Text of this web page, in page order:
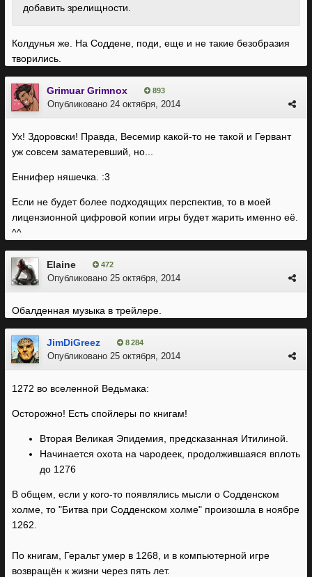
добавить зрелищности.
Колдунья же. На Соддене, поди, еще и не такие безобразия
творились.
Grimuar Grimnox 893
Опубликовано 24 октября, 2014
Ух! Здоровски! Правда, Весемир какой-то не такой и Гервант
уж совсем заматеревший, но...
Еннифер няшечка. :3
Если не будет более подходящих перспектив, то в моей
лицензионной цифровой копии игры будет жарить именно её.
^^
Elaine 472
Опубликовано 25 октября, 2014
Обалденная музыка в трейлере.
JimDiGreez 8 284
Опубликовано 25 октября, 2014
1272 во вселенной Ведьмака:
Осторожно! Есть спойлеры по книгам!
Вторая Великая Эпидемия, предсказанная Итилиной.
Начинается охота на чародеек, продолжившаяся вплоть
до 1276
В общем, если у кого-то появлялись мысли о Содденском
холме, то "Битва при Содденском холме" произошла в ноябре
1262.
По книгам, Геральт умер в 1268, и в компьютерной игре
возвращён к жизни через пять лет.